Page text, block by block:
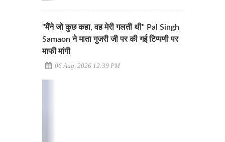
"मैंने जो कुछ कहा, वह मेरी गलती थी" Pal Singh
Samaon ने माता गुजरी जी पर की गई टिप्पणी पर
माफी मांगी
06 Aug, 2026 12:39 PM